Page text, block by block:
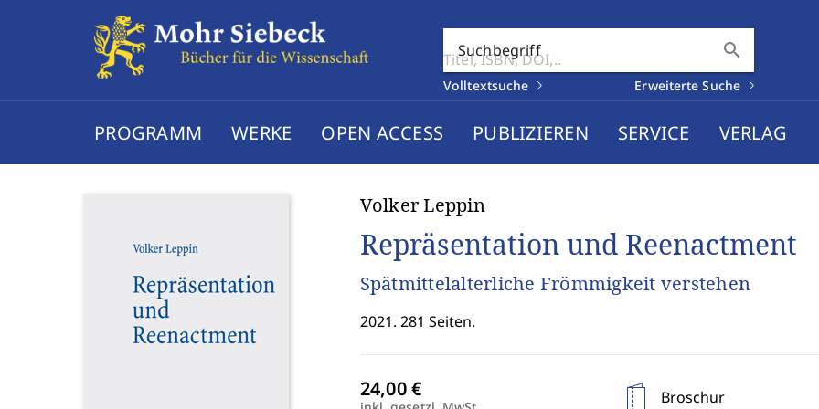
Suchbegriff search
Volltextsuche Erweiterte Suche
PROGRAMM WERKE OPEN ACCESS PUBLIZIEREN SERVICE VERLAG
Volker Leppin
Repräsentation und Reenactment
Spätmittelalterliche Frömmigkeit verstehen
2021. 281 Seiten.
Broschur